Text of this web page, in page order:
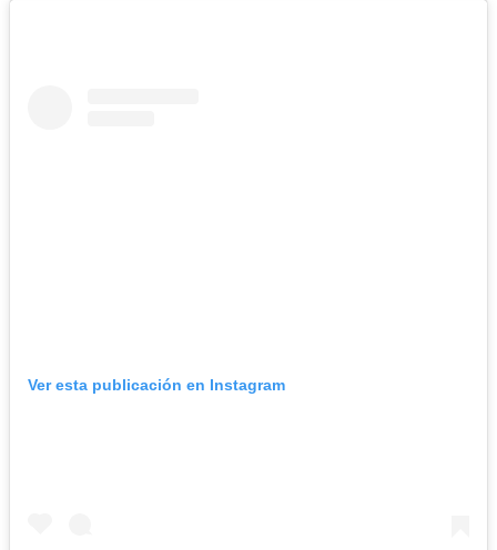
Ver esta publicación en Instagram